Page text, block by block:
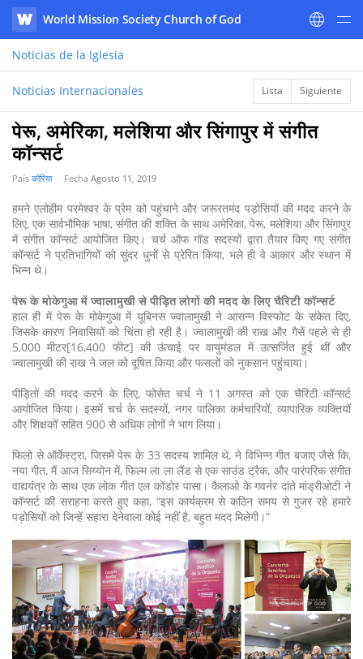
WATV
World Mission Society Church of God
Noticias de la Iglesia
Noticias Internacionales Lista Siguiente
पेरू, अमेरिका, मलेशिया और सिंगापुर में संगीत
कॉन्सर्ट
País कोरिया Fecha Agosto 11, 2019
हमने एलोहीम परमेश्वर के प्रेम को पहुंचाने और जरूरतमंद पड़ोसियों की मदद करने के
लिए, एक सार्वभौमिक भाषा, संगीत की शक्ति के साथ अमेरिका, पेरू, मलेशिया और सिंगापुर
में संगीत कॉन्सर्ट आयोजित किए। चर्च ऑफ गॉड सदस्यों द्वारा तैयार किए गए संगीत
कॉन्सर्ट ने प्रतिभागियों को सुंदर धुनों से प्रेरित किया, भले ही वे आकार और स्थान में
भिन्न थे।
पेरू के मोकेगुआ में ज्वालामुखी से पीड़ित लोगों की मदद के लिए चैरिटी कॉन्सर्ट
हाल ही में पेरू के मोकेगुआ में यूबिनस ज्वालामुखी ने आसन्न विस्फोट के संकेत दिए,
जिसके कारण निवासियों को चिंता हो रही है। ज्वालामुखी की राख और गैसें पहले से ही
5,000 मीटर[16,400 फीट] की ऊंचाई पर वायुमंडल में उत्सर्जित हुई थीं और
ज्वालामुखी की राख ने जल को दूषित किया और फसलों को नुकसान पहुंचाया।
पीड़ितों की मदद करने के लिए, फोसेत चर्च ने 11 अगस्त को एक चैरिटी कॉन्सर्ट
आयोजित किया। इसमें चर्च के सदस्यों, नगर पालिका कर्मचारियों, व्यापारिक व्यक्तियों
और शिक्षकों सहित 900 से अधिक लोगों ने भाग लिया।
फिलो से ऑर्केस्ट्रा, जिसमें पेरू के 33 सदस्य शामिल थे, ने विभिन्न गीत बजाए जैसे कि,
नया गीत, मैं आज सिय्योन में, फिल्म ला ला लैंड से एक साउंड ट्रैक, और पारंपरिक संगीत
वाद्ययंत्र के साथ एक लोक गीत एल कोंडोर पासा। कैलाओ के गवर्नर दांते मांड्रीओटी ने
कॉन्सर्ट की सराहना करते हुए कहा, “इस कार्यक्रम से कठिन समय से गुजर रहे हमारे
पड़ोसियों को जिन्हें सहारा देनेवाला कोई नहीं है, बहुत मदद मिलेगी।”